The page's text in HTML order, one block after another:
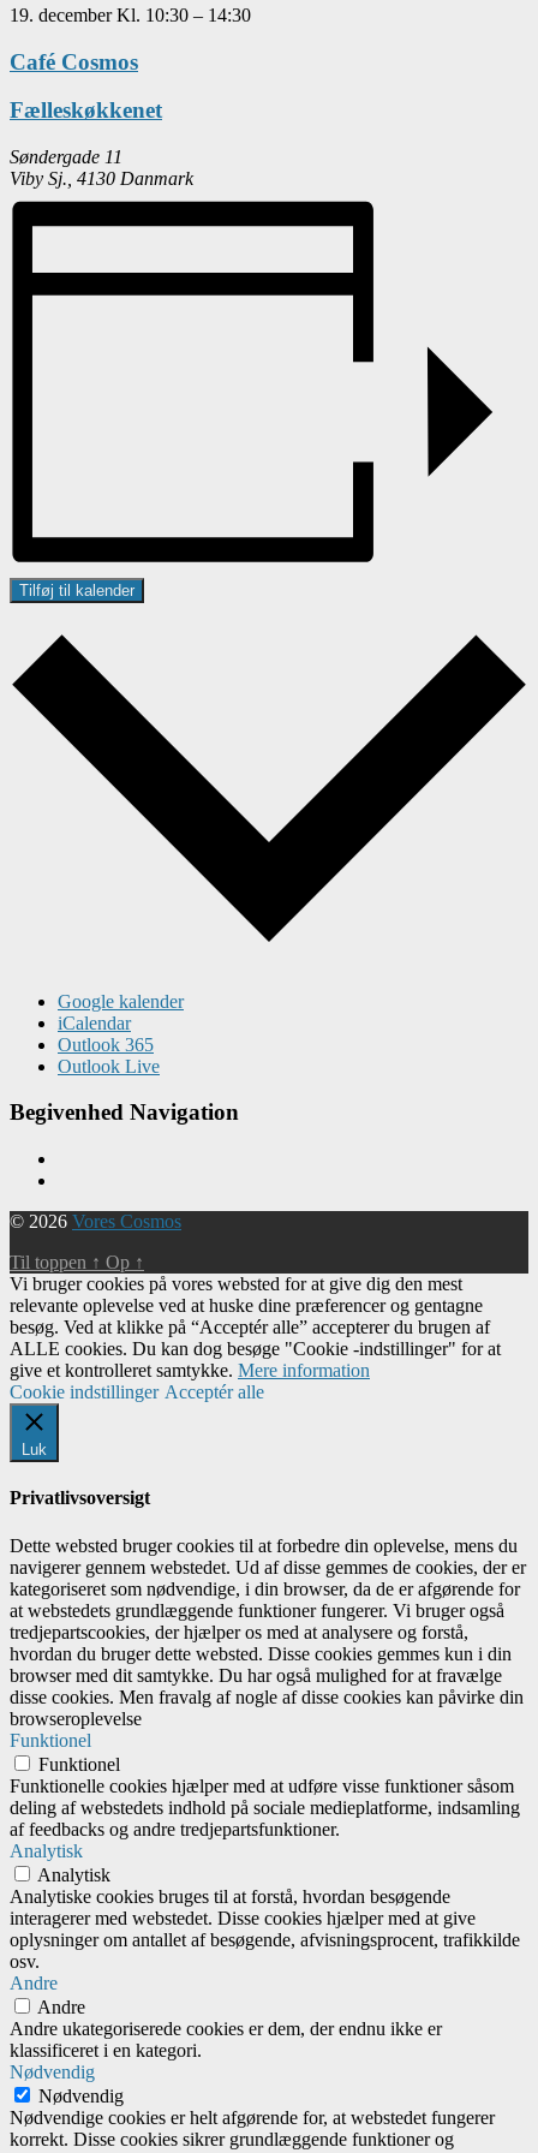
19. decemberKl. 10:30 – 14:30
Café Cosmos
Fælleskøkkenet
Søndergade 11
Viby Sj. 4130 Danmark
Tilføj til kalender
Google kalender
iCalendar
Outlook 365
Outlook Live
Begivenhed Navigation
© 2026 Vores Cosmos
Til toppen ↑ Op ↑
Vi bruger cookies på vores websted for at give dig den mest
relevante oplevelse ved at huske dine præferencer og gentagne
besøg. Ved at klikke på “Acceptér alle” accepterer du brugen af ​​
ALLE cookies. Du kan dog besøge "Cookie -indstillinger" for at
give et kontrolleret samtykke. Mere information
Cookie indstillinger Acceptér alle
Luk
Privatlivsoversigt
Dette websted bruger cookies til at forbedre din oplevelse, mens du
navigerer gennem webstedet. Ud af disse gemmes de cookies, der er
kategoriseret som nødvendige, i din browser, da de er afgørende for
at webstedets grundlæggende funktioner fungerer. Vi bruger også
tredjepartscookies, der hjælper os med at analysere og forstå,
hvordan du bruger dette websted. Disse cookies gemmes kun i din
browser med dit samtykke. Du har også mulighed for at fravælge
disse cookies. Men fravalg af nogle af disse cookies kan påvirke din
browseroplevelse
Funktionel
Funktionel
Funktionelle cookies hjælper med at udføre visse funktioner såsom
deling af webstedets indhold på sociale medieplatforme, indsamling
af feedbacks og andre tredjepartsfunktioner.
Analytisk
Analytisk
Analytiske cookies bruges til at forstå, hvordan besøgende
interagerer med webstedet. Disse cookies hjælper med at give
oplysninger om antallet af besøgende, afvisningsprocent, trafikkilde
osv.
Andre
Andre
Andre ukategoriserede cookies er dem, der endnu ikke er
klassificeret i en kategori.
Nødvendig
Nødvendig
Nødvendige cookies er helt afgørende for, at webstedet fungerer
korrekt. Disse cookies sikrer grundlæggende funktioner og